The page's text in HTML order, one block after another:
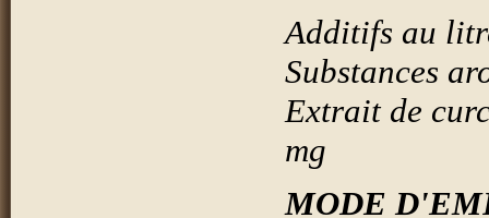
Additifs au
Substances
Extrait de
mg
MODE